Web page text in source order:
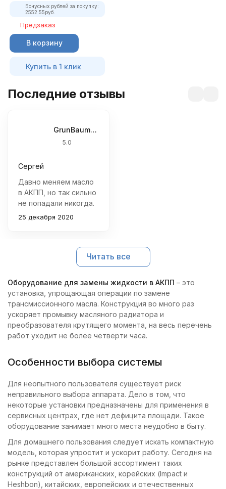
Бонусных рублей за покупку:
2552.55руб.
Предзаказ
В корзину
Купить в 1 клик
Последние отзывы
GrunBaum ATF 5000 - установка для замены жидкости в АКПП
5.0
Сергей
Давно меняем масло
в АКПП, но так сильно
не попадали никогда.
После замены масла
через пару дней на
повторную замену, а
он приехал через
что мы угробили ему
коробку. Пришлось
ремонтировать за
свой счет. После
этого стали
подбирать аппарат
Выбрали GrunBaum
только у него есть
режим трех
ступенчатой замены,
да еще и с промывкой
за один приезд
боимся попадалова,
да и масло
расходится только
так .
25 декабря 2020
Читать все
Оборудование для замены жидкости в АКПП – это
установка, упрощающая операции по замене
трансмиссионного масла. Конструкция во много раз
ускоряет промывку масляного радиатора и
преобразователя крутящего момента, на весь перечень
работ уходит не более четверти часа.
Особенности выбора системы
Для неопытного пользователя существует риск
неправильного выбора аппарата. Дело в том, что
некоторые установки предназначены для применения в
сервисных центрах, где нет дефицита площади. Такое
оборудование занимает много места неудобно в быту.
Для домашнего пользования следует искать компактную
модель, которая упростит и ускорит работу. Сегодня на
рынке представлен большой ассортимент таких
конструкций от американских, корейских (Impact и
Heshbon), китайских, европейских и отечественных